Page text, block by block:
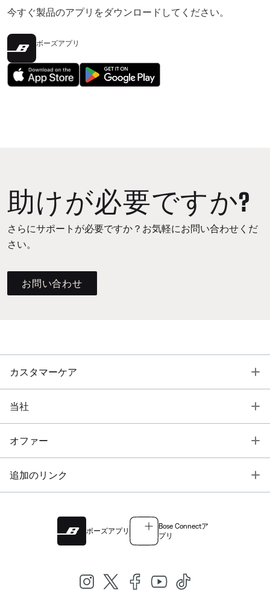
今すぐ製品のアプリをダウンロードしてください。
ボーズアプリ
助けが必要ですか?
さらにサポートが必要ですか？お気軽にお問い合わせくだ
さい。
お問い合わせ
カスタマーケア
当社
オファー
追加のリンク
ボーズアプリ
Bose Connectア
プリ